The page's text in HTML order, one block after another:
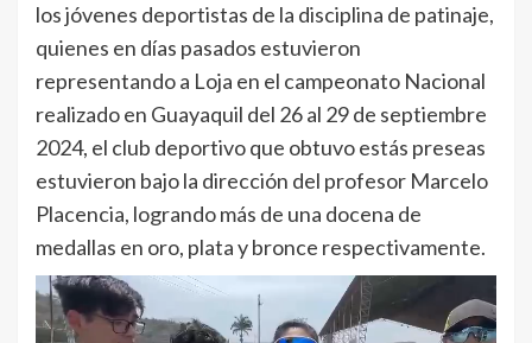
los jóvenes deportistas de la disciplina de patinaje,
quienes en días pasados estuvieron
representando a Loja en el campeonato Nacional
realizado en Guayaquil del 26 al 29 de septiembre
2024, el club deportivo que obtuvo estás preseas
estuvieron bajo la dirección del profesor Marcelo
Placencia, logrando más de una docena de
medallas en oro, plata y bronce respectivamente.
Reproductor
de